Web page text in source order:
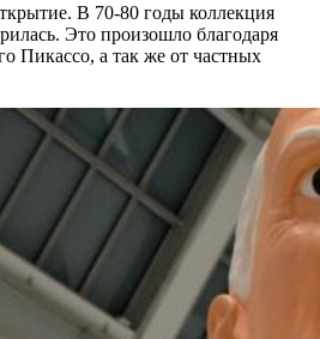
В 70-80 годы коллекция
Это произошло благодаря
Пикассо, а так же от частных